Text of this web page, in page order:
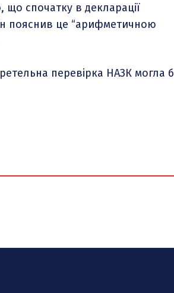
що спочатку в декларації
пояснив це “арифметичною
перевірка НАЗК могла б